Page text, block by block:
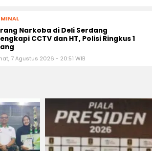
Narkoba di Deli Serdang
CCTV dan HT, Polisi Ringkus 1
7 Agustus 2026 - 20:51 WIB